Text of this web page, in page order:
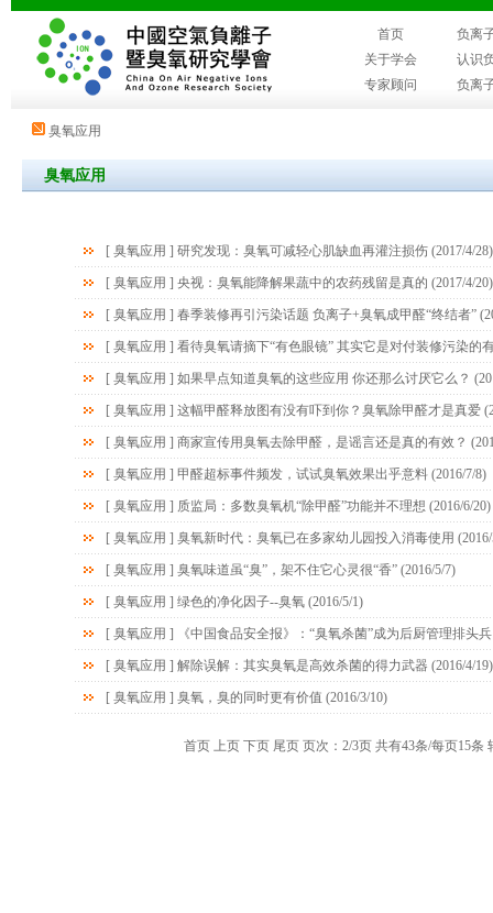
首页
负离
关于学会
认识
专家顾问
负离
臭氧应用
臭氧应用
[ 臭氧应用 ] 研究发现：臭氧可减轻心肌缺血再灌注损伤(2017/4/28)
[ 臭氧应用 ] 央视：臭氧能降解果蔬中的农药残留是真的 (2017/4/20)
[ 臭氧应用 ] 春季装修再引污染话题 负离子+臭氧成甲醛“终结者”
[ 臭氧应用 ] 看待臭氧请摘下“有色眼镜” 其实它是对付装修污染的
[ 臭氧应用 ] 如果早点知道臭氧的这些应用 你还那么讨厌它么？
[ 臭氧应用 ] 这幅甲醛释放图有没有吓到你？臭氧除甲醛才是真爱
[ 臭氧应用 ] 商家宣传用臭氧去除甲醛，是谣言还是真的有效？
[ 臭氧应用 ] 甲醛超标事件频发，试试臭氧效果出乎意料(2016/7/8)
[ 臭氧应用 ] 质监局：多数臭氧机“除甲醛”功能并不理想 (2016/6/20)
[ 臭氧应用 ] 臭氧新时代：臭氧已在多家幼儿园投入消毒使用
[ 臭氧应用 ] 臭氧味道虽“臭”，架不住它心灵很“香”(2016/5/7)
[ 臭氧应用 ] 绿色的净化因子--臭氧(2016/5/1)
[ 臭氧应用 ] 《中国食品安全报》：“臭氧杀菌”成为后厨管理排头兵
[ 臭氧应用 ] 解除误解：其实臭氧是高效杀菌的得力武器 (2016/4/19)
[ 臭氧应用 ] 臭氧，臭的同时更有价值 (2016/3/10)
首页 上页 下页 尾页 页次：2/3页 共有43条/每页15条